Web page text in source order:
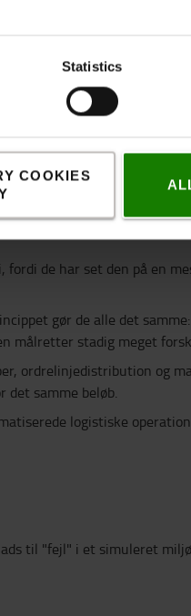
Statistics
COOKIES
de har set den på en
gør de alle det
målretter stadig meget
ordrelinjedistribution og
det samme beløb.
logistiske
til "fejl" i et simuleret